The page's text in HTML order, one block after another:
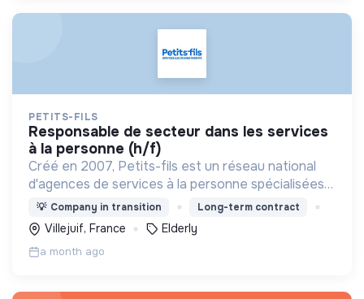
PETITS-FILS
responsable de secteur dans les services
à la personne (h/f)
Créé en 2007, Petits-fils est un réseau national
d'agences de services à la personne spécialisées
dans l'aide à domicile pour les personnes âgées.
💡 Company in transition Long-term contract
Villejuif, France Elderly
a month ago